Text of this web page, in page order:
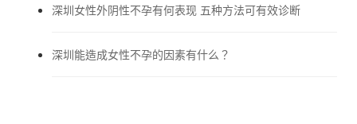
深圳女性外阴性不孕有何表现 五种方法可有效诊断
深圳能造成女性不孕的因素有什么？